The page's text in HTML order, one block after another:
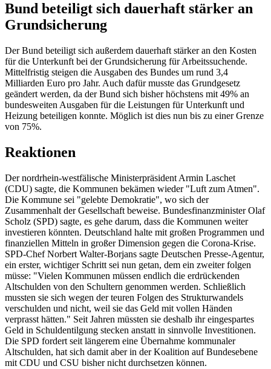
Bund beteiligt sich dauerhaft stärker an
Grundsicherung
Der Bund beteiligt sich außerdem dauerhaft stärker an den Kosten
für die Unterkunft bei der Grundsicherung für Arbeitssuchende.
Mittelfristig steigen die Ausgaben des Bundes um rund 3,4
Milliarden Euro pro Jahr. Auch dafür musste das Grundgesetz
geändert werden, da der Bund sich bisher höchstens mit 49% an
bundesweiten Ausgaben für die Leistungen für Unterkunft und
Heizung beteiligen konnte. Möglich ist dies nun bis zu einer Grenze
von 75%.
Reaktionen
Der nordrhein-westfälische Ministerpräsident Armin Laschet
(CDU) sagte, die Kommunen bekämen wieder "Luft zum Atmen".
Die Kommune sei "gelebte Demokratie", wo sich der
Zusammenhalt der Gesellschaft beweise. Bundesfinanzminister Olaf
Scholz (SPD) sagte, es gehe darum, dass die Kommunen weiter
investieren könnten. Deutschland halte mit großen Programmen und
finanziellen Mitteln in großer Dimension gegen die Corona-Krise.
SPD-Chef Norbert Walter-Borjans sagte Deutschen Presse-Agentur,
ein erster, wichtiger Schritt sei nun getan, dem ein zweiter folgen
müsse: "Vielen Kommunen müssen endlich die erdrückenden
Altschulden von den Schultern genommen werden. Schließlich
mussten sie sich wegen der teuren Folgen des Strukturwandels
verschulden und nicht, weil sie das Geld mit vollen Händen
verprasst hätten." Seit Jahren müssten sie deshalb ihr eingespartes
Geld in Schuldentilgung stecken anstatt in sinnvolle Investitionen.
Die SPD fordert seit längerem eine Übernahme kommunaler
Altschulden, hat sich damit aber in der Koalition auf Bundesebene
mit CDU und CSU bisher nicht durchsetzen können.